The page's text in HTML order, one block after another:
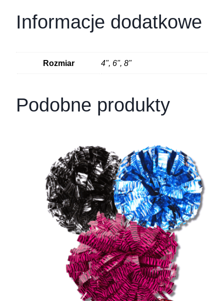
Informacje dodatkowe
Rozmiar 4", 6", 8"
Podobne produkty